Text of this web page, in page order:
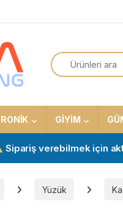
Search for:
GİYİM
verebilmek için aktif
Yüzük